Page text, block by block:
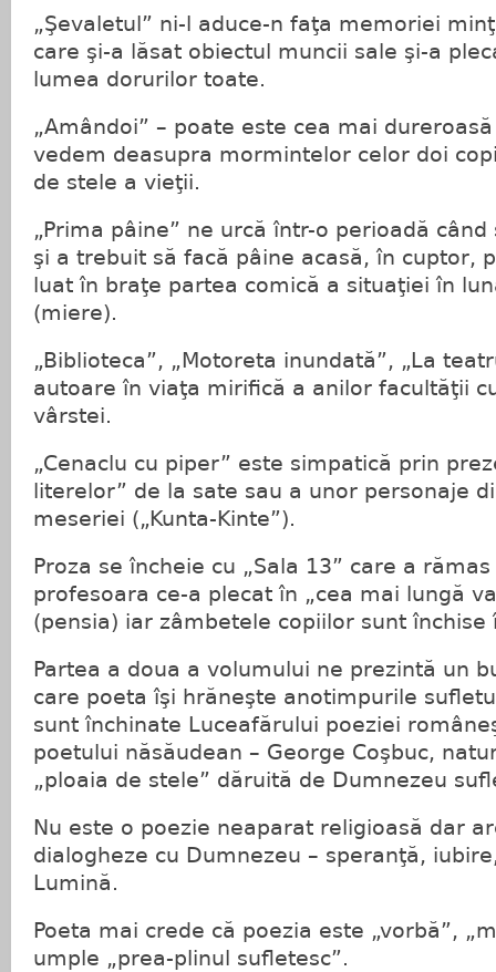
„Şevaletul” ni-l aduce-n faţa memoriei
care şi-a lăsat obiectul muncii sale şi-a
lumea dorurilor toate.
„Amândoi” – poate este cea mai
vedem deasupra mormintelor celor doi
de stele a vieţii.
„Prima pâine” ne urcă într-o perioadă
şi a trebuit să facă pâine acasă, în cuptor,
luat în braţe partea comică a situaţiei în
(miere).
„Biblioteca”, „Motoreta inundată”, „La
autoare în viaţa mirifică a anilor facultăţii
vârstei.
„Cenaclu cu piper” este simpatică prin
literelor” de la sate sau a unor personaje
meseriei („Kunta-Kinte”).
Proza se încheie cu „Sala 13” care a
profesoara ce-a plecat în „cea mai lungă
(pensia) iar zâmbetele copiilor sunt închise
Partea a doua a volumului ne prezintă un
care poeta îşi hrăneşte anotimpurile
sunt închinate Luceafărului poeziei
poetului năsăudean – George Coşbuc,
„ploaia de stele” dăruită de Dumnezeu
Nu este o poezie neaparat religioasă dar
dialogheze cu Dumnezeu – speranţă,
Lumină.
Poeta mai crede că poezia este „vorbă”,
umple „prea-plinul sufletesc”.